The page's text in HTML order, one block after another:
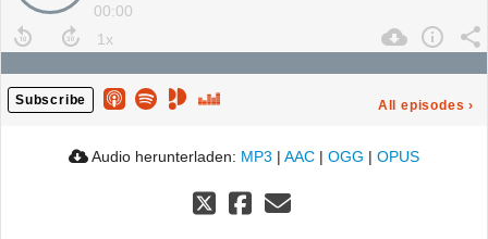
00:00
Subscribe All episodes ›
Audio herunterladen: MP3 | AAC | OGG | OPUS